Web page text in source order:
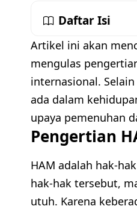
Daftar Isi
Artikel ini akan
mengulas
internasional.
ada dalam
upaya pemenuhan
Pengertian
HAM adalah hak-
hak-hak tersebut,
utuh. Karena